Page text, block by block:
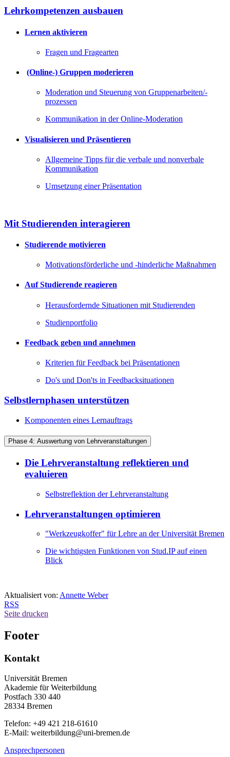
Lehrkompetenzen ausbauen
Lernen aktivieren
Fragen und Fragearten
(Online-) Gruppen moderieren
Moderation und Steuerung von Gruppenarbeiten/-
prozessen
Kommunikation in der Online-Moderation
Visualisieren und Präsentieren
Allgemeine Tipps für die verbale und nonverbale
Kommunikation
Umsetzung einer Präsentation
Mit Studierenden interagieren
Studierende motivieren
Motivationsförderliche und -hinderliche Maßnahmen
Auf Studierende reagieren
Herausfordernde Situationen mit Studierenden
Studienportfolio
Feedback geben und annehmen
Kriterien für Feedback bei Präsentationen
Do's und Don'ts in Feedbacksituationen
Selbstlernphasen unterstützen
Komponenten eines Lernauftrags
Phase 4: Auswertung von Lehrveranstaltungen
Die Lehrveranstaltung reflektieren und
evaluieren
Selbstreflektion der Lehrveranstaltung
Lehrveranstaltungen optimieren
"Werkzeugkoffer" für Lehre an der Universität Bremen
Die wichtigsten Funktionen von Stud.IP auf einen
Blick
Aktualisiert von: Annette Weber
RSS
Seite drucken
Footer
Kontakt
Universität Bremen
Akademie für Weiterbildung
Postfach 330 440
28334 Bremen
Telefon: +49 421 218-61610
E-Mail: weiterbildung@uni-bremen.de
Ansprechpersonen